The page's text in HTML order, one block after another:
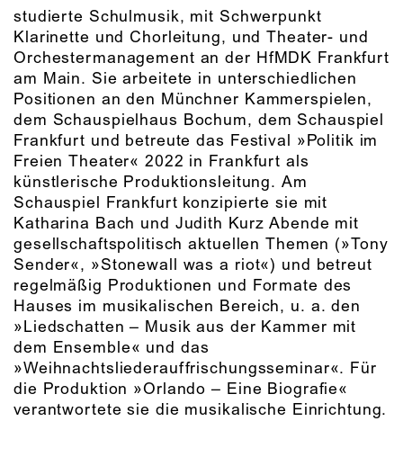
studierte Schulmusik, mit Schwerpunkt
Klarinette und Chorleitung, und Theater- und
Orchestermanagement an der HfMDK Frankfurt
am Main. Sie arbeitete in unterschiedlichen
Positionen an den Münchner Kammerspielen,
dem Schauspielhaus Bochum, dem Schauspiel
Frankfurt und betreute das Festival »Politik im
Freien Theater« 2022 in Frankfurt als
künstlerische Produktionsleitung. Am
Schauspiel Frankfurt konzipierte sie mit
Katharina Bach und Judith Kurz Abende mit
gesellschaftspolitisch aktuellen Themen (»Tony
Sender«, »Stonewall was a riot«) und betreut
regelmäßig Produktionen und Formate des
Hauses im musikalischen Bereich, u. a. den
»Liedschatten – Musik aus der Kammer mit
dem Ensemble« und das
»Weihnachtsliederauffrischungsseminar«. Für
die Produktion »Orlando – Eine Biografie«
verantwortete sie die musikalische Einrichtung.